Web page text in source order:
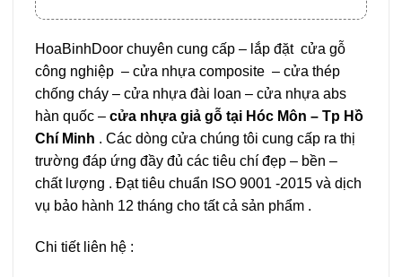
HoaBinhDoor chuyên cung cấp – lắp đặt cửa gỗ
công nghiệp – cửa nhựa composite – cửa thép
chống cháy – cửa nhựa đài loan – cửa nhựa abs
hàn quốc – cửa nhựa giả gỗ tại Hóc Môn – Tp Hồ
Chí Minh . Các dòng cửa chúng tôi cung cấp ra thị
trường đáp ứng đầy đủ các tiêu chí đẹp – bền –
chất lượng . Đạt tiêu chuẩn ISO 9001 -2015 và dịch
vụ bảo hành 12 tháng cho tất cả sản phẩm .
Chi tiết liên hệ :